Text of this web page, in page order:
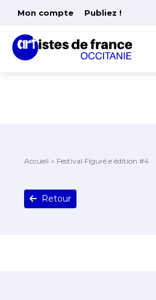
Mon compte Publiez !
Accueil Festival Figuré.e édition #4
Retour